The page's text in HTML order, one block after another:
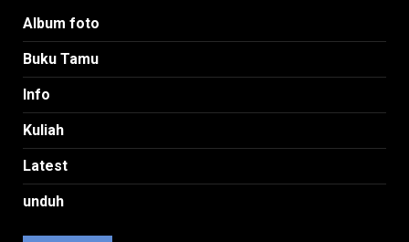
Album foto
Buku Tamu
Info
Kuliah
Latest
unduh